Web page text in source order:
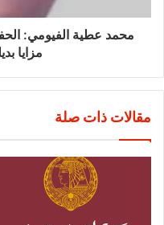
محمد عطية الفيومي:
مزايا
مقالات ذات صلة